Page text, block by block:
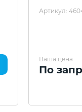
Артикул:
Ваша цена
По